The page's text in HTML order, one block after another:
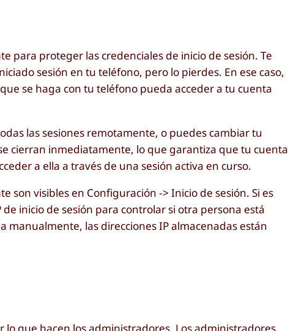
para proteger las credenciales de inicio de sesión. Te
sesión en tu teléfono, pero lo pierdes. En ese caso,
se haga con tu teléfono pueda acceder a tu cuenta
las sesiones remotamente, o puedes cambiar tu
cierran inmediatamente, lo que garantiza que tu cuenta
a ella a través de una sesión activa en curso.
son visibles en Configuración -> Inicio de sesión. Si es
inicio de sesión para controlar si otra persona está
manualmente, las direcciones IP almacenadas están